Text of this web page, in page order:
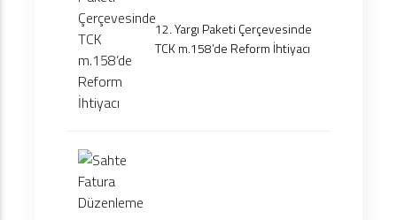
12. Yargı Paketi Çerçevesinde
TCK m.158’de Reform İhtiyacı